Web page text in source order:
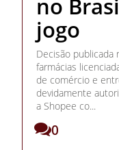
no
jogo
Decisão publicada
farmácias
de comércio e
devidamente
a Shopee co...
0